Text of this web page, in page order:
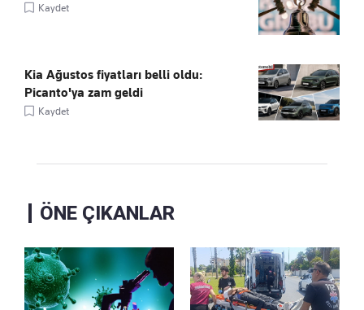
Kaydet
Kia Ağustos fiyatları belli oldu:
Picanto'ya zam geldi
Kaydet
ÖNE ÇIKANLAR